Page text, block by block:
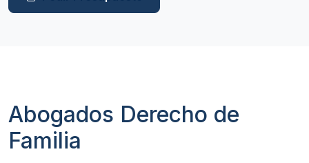
Abogados Derecho de
Familia